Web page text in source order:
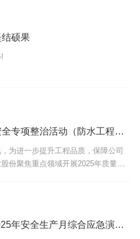
硕果
维业股份开展2025年质量安全专项整治活动（防水工程和临时用电篇）
为进一步提升工程品质，保障公司
份聚焦重点领域开展2025年质量安
维业股份、建泰建设承办2025年安全生产月综合应急演练活动圆满举行